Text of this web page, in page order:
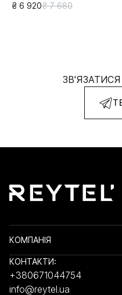
₴ 6 920₴ 7 680
КОМПАНІЯ
КОНТАКТИ:
+380671044754
info@reytel.ua